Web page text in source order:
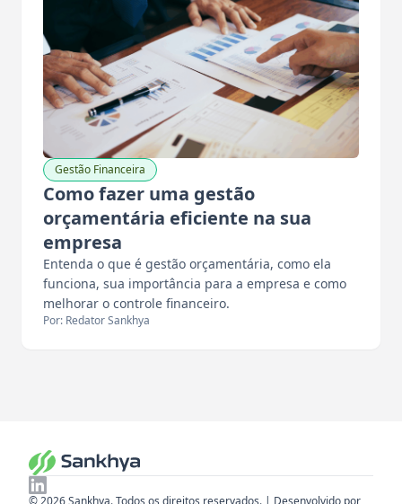
Gestão Financeira
Como fazer uma gestão
orçamentária eficiente na sua
empresa
Entenda o que é gestão orçamentária, como ela
funciona, sua importância para a empresa e como
melhorar o controle financeiro.
Por: Redator Sankhya
© 2026 Sankhya. Todos os direitos reservados. | Desenvolvido por